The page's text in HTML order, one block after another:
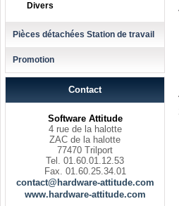
Divers
Pièces détachées Station de travail
Promotion
Contact
Software Attitude
4 rue de la halotte
ZAC de la halotte
77470 Trilport
Tel. 01.60.01.12.53
Fax. 01.60.25.34.01
contact@hardware-attitude.com
www.hardware-attitude.com